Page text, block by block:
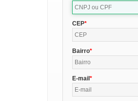
CEP
Bairro
E-mail